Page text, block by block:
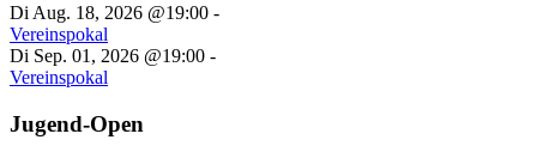
Di Aug. 18, 2026 @19:00 -
Vereinspokal
Di Sep. 01, 2026 @19:00 -
Vereinspokal
Jugend-Open